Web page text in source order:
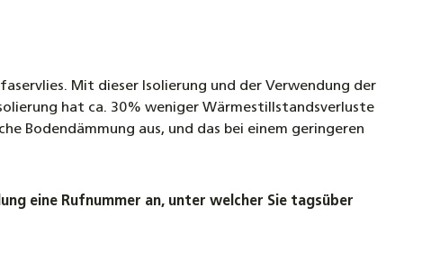
Mit dieser Isolierung und der Verwendung der
hat ca. 30% weniger Wärmestillstandsverluste
Bodendämmung aus, und das bei einem geringeren
eine Rufnummer an, unter welcher Sie tagsüber